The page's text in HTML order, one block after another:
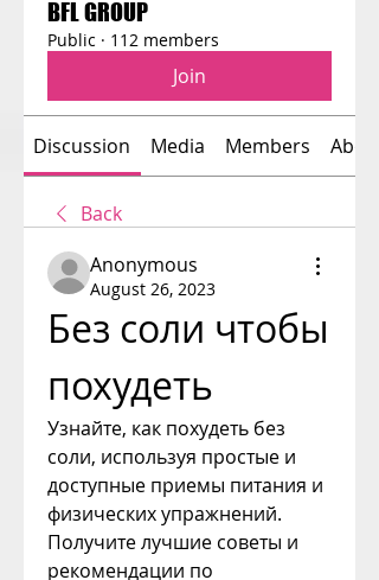
BFL GROUP
Public · 112 members
Join
Discussion Media Members About
Back
Anonymous
August 26, 2023
Без соли чтобы
похудеть
Узнайте, как похудеть без
соли, используя простые и
доступные приемы питания и
физических упражнений.
Получите лучшие советы и
рекомендации по